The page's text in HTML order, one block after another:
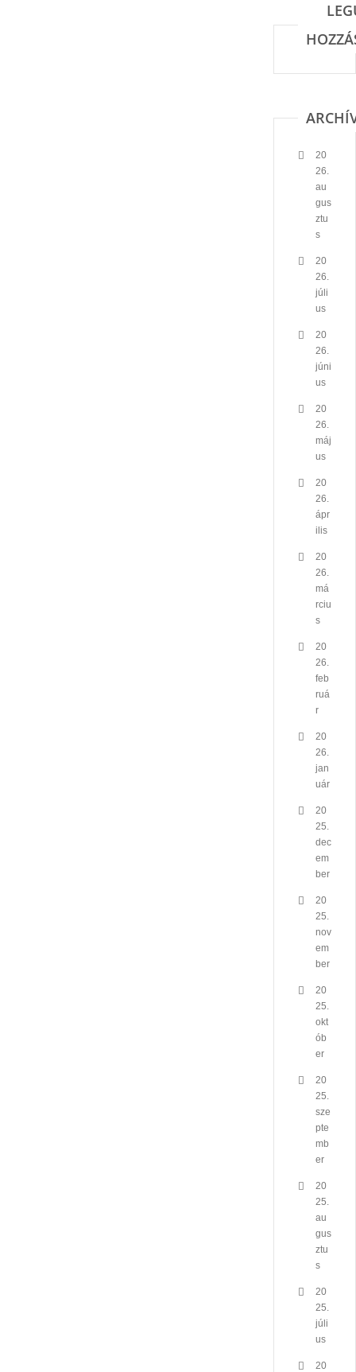
20
26.
au
gus
ztu
s
20
26.
júli
us
20
26.
júni
us
20
26.
máj
us
20
26.
ápr
ilis
20
26.
má
rciu
s
20
26.
feb
ruá
r
20
26.
jan
uár
20
25.
dec
em
ber
20
25.
nov
em
ber
20
25.
okt
ób
er
20
25.
sze
pte
mb
er
20
25.
au
gus
ztu
s
20
25.
júli
us
20